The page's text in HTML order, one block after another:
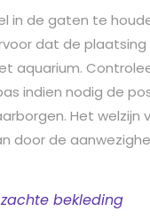
in de gaten te
dat de
aquarium.
indien nodig de
Het welzijn
door de
zachte bekleding